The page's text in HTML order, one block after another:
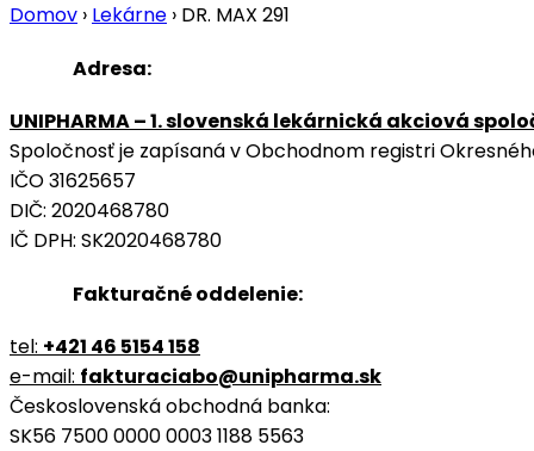
Domov › Lekárne › DR. MAX 291
Adresa:
UNIPHARMA – 1. slovenská lekárnická akciová
Spoločnosť je zapísaná v Obchodnom registri
IČO 31625657
DIČ: 2020468780
IČ DPH: SK2020468780
Fakturačné oddelenie:
tel: +421 46 5154 158
e-mail: fakturaciabo@unipharma.sk
Československá obchodná banka:
SK56 7500 0000 0003 1188 5563